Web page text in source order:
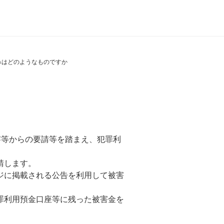
どのようなものですか
からの要請等を踏まえ、犯罪利
ます。
掲載される公告を利用して被害
用預金口座等に残った被害金を